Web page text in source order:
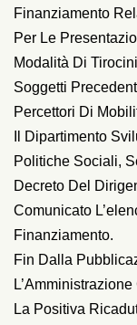
Finanziamento
Per Le
Modalità Di
Soggetti
Percettori Di
Il Dipartimento
Politiche Sociali,
Decreto Del
Comunicato
Finanziamento.
Fin Dalla
La Positiva